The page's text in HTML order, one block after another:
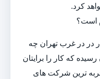
کرد.
است؟
در در غرب تهران چه
که کار را برایتان
ترین شرکت های